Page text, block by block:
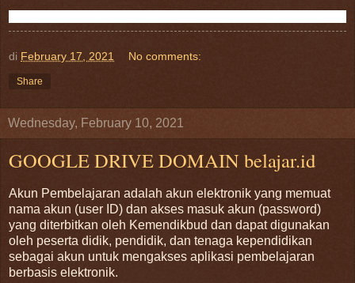
di February 17, 2021 No comments:
Share
Wednesday, February 10, 2021
GOOGLE DRIVE DOMAIN belajar.id
Akun Pembelajaran adalah akun elektronik yang memuat
nama akun (user ID) dan akses masuk akun (password)
yang diterbitkan oleh Kemendikbud dan dapat digunakan
oleh peserta didik, pendidik, dan tenaga kependidikan
sebagai akun untuk mengakses aplikasi pembelajaran
berbasis elektronik.